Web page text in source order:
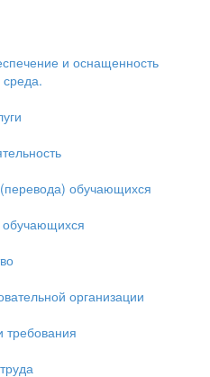
и оснащенность
обучающихся
организации
требования